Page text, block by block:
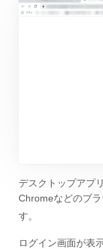
デスクトップアプ
Chromeなどのブ
す。
ログイン画面が表